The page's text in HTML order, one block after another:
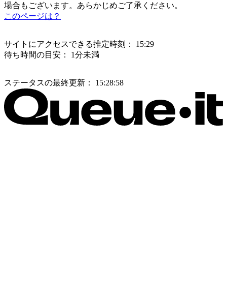
場合もございます。あらかじめご了承ください。
このページは？
サイトにアクセスできる推定時刻：
15:29
待ち時間の目安：
1分未満
ステータスの最終更新： 15:28:58